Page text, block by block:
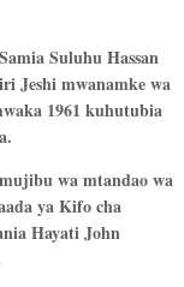
Suluhu Hassan
Jeshi mwanamke wa
1961 kuhutubia
wa mtandao wa
ya Kifo cha
Hayati John